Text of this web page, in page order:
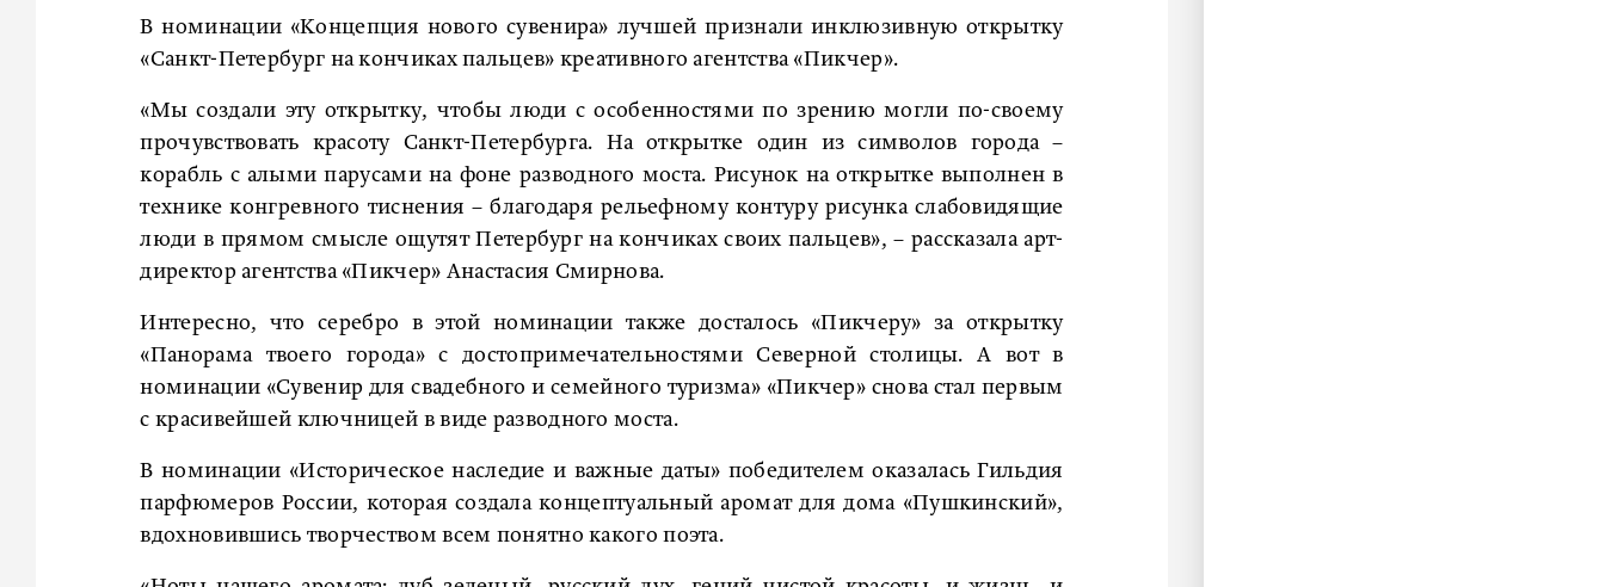
В номинации «Концепция нового сувенира» лучшей признали инклюзивную открытку
«Санкт-Петербург на кончиках пальцев» креативного агентства «Пикчер».
«Мы создали эту открытку, чтобы люди с особенностями по зрению могли по-своему
прочувствовать красоту Санкт-Петербурга. На открытке один из символов города –
корабль с алыми парусами на фоне разводного моста. Рисунок на открытке выполнен в
технике конгревного тиснения – благодаря рельефному контуру рисунка слабовидящие
люди в прямом смысле ощутят Петербург на кончиках своих пальцев», – рассказала арт-
директор агентства «Пикчер» Анастасия Смирнова.
Интересно, что серебро в этой номинации также досталось «Пикчеру» за открытку
«Панорама твоего города» с достопримечательностями Северной столицы. А вот в
номинации «Сувенир для свадебного и семейного туризма» «Пикчер» снова стал первым
с красивейшей ключницей в виде разводного моста.
В номинации «Историческое наследие и важные даты» победителем оказалась Гильдия
парфюмеров России, которая создала концептуальный аромат для дома «Пушкинский»,
вдохновившись творчеством всем понятно какого поэта.